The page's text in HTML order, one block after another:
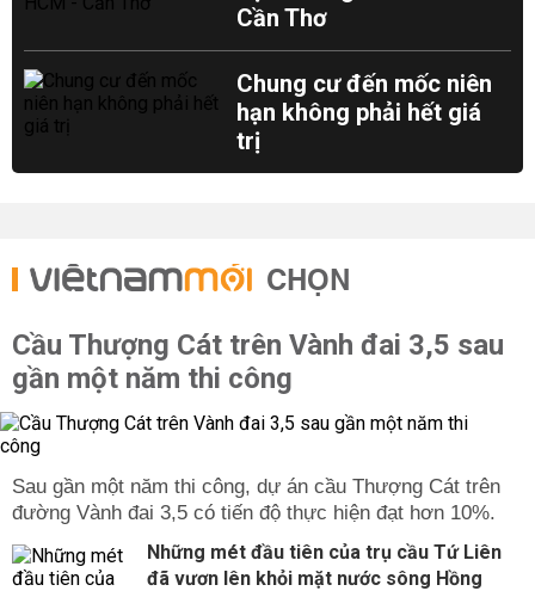
Cần Thơ
Chung cư đến mốc niên
hạn không phải hết giá
trị
CHỌN
Cầu Thượng Cát trên Vành đai 3,5 sau
gần một năm thi công
Sau gần một năm thi công, dự án cầu Thượng Cát trên
đường Vành đai 3,5 có tiến độ thực hiện đạt hơn 10%.
Những mét đầu tiên của trụ cầu Tứ Liên
đã vươn lên khỏi mặt nước sông Hồng